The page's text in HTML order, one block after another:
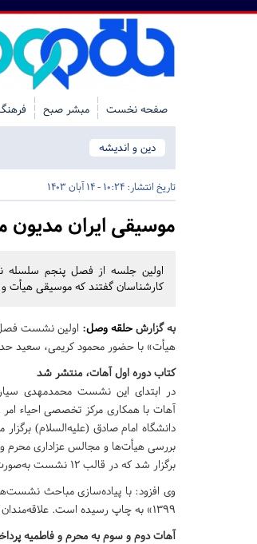
صفحه نخست مبشر صبح
دین و اندیشه
تاریخ انتشار: 10:24 - 14 آبان 1403
موسیقی ایران
کارشناسان گفتند که موسیقی هیأت
به گزارشحلقه وصل:
هیأت» با حضور محمود کریمی، سعید
کتاب دوره اول آهات، منتشر شد
در ابتدای این نشست محمدمهدی
آهات با همکاری مرکز تخصصی احیاء
دانشگاه امام صادق (علیه‌السلام)
بررسی هیأت‌ها و مجالس عزاداری محرم
برگزار شد که در قالب ۱۲ نشست به‌صورت مجازی بود.
وی افزود: با پیاده‌سازی مباحث نشست‌ها
۱۳۹۹» به چاپ رسیده است. علاقه‌مندان می‌توانند آن را از این لینک تهیه کنند.
آهات دوم و سوم به محرم و فاطمیه